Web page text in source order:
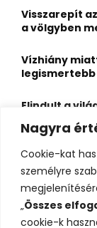
Nagyra
Cookie-kat
személyre
„Összes
cookie-k
Visszarepít
a völgyben
Vízhiány
Elindult a
több mint
fedezhetsz
Kigyulladt a
nagy erőkkel